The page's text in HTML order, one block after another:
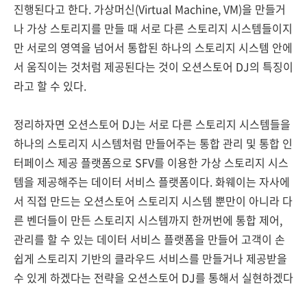
진행된다고 한다. 가상머신(Virtual Machine, VM)을 만들거
나 가상 스토리지를 만들 때 서로 다른 스토리지 시스템들이지
만 서로의 영역을 넘어서 통합된 하나의 스토리지 시스템 안에
서 움직이는 것처럼 제공된다는 것이 오션스토어 DJ의 특징이
라고 할 수 있다.
정리하자면 오션스토어 DJ는 서로 다른 스토리지 시스템들을
하나의 스토리지 시스템처럼 만들어주는 통합 관리 및 통합 인
터페이스 제공 플랫폼으로 SFV를 이용한 가상 스토리지 시스
템을 제공해주는 데이터 서비스 플랫폼이다. 화웨이는 자사에
서 직접 만드는 오션스토어 스토리지 시스템 뿐만이 아니라 다
른 벤더들이 만든 스토리지 시스템까지 한꺼번에 통합 제어,
관리를 할 수 있는 데이터 서비스 플랫폼을 만들어 고객이 손
쉽게 스토리지 기반의 클라우드 서비스를 만들거나 제공받을
수 있게 하겠다는 전략을 오션스토어 DJ를 통해서 실현하겠다